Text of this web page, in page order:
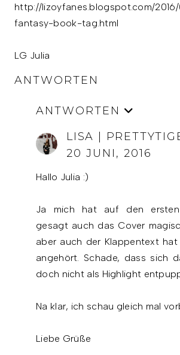
http://lizoyfanes.blogspot.com/
fantasy-book-tag.html
LG Julia
ANTWORTEN
ANTWORTEN
LISA |
20 JUNI, 2016
Hallo Julia :)
Ja mich hat auf den ersten
gesagt auch das Cover
aber auch der Klappentext
angehört. Schade, dass sich
doch nicht als Highlight
Na klar, ich schau gleich mal
Liebe Grüße